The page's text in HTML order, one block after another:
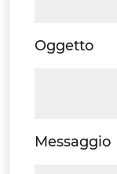
Oggetto
Messaggio